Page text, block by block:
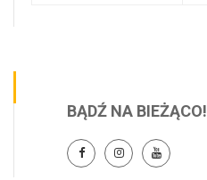
BĄDŹ NA BIEŻĄCO!